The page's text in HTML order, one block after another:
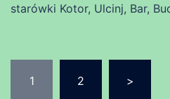
starówki Kotor, Ulcinj, Bar,
wpisów
1 2 >